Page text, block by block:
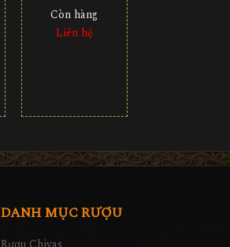
Còn hàng
Liên hệ
DANH MỤC RƯỢU